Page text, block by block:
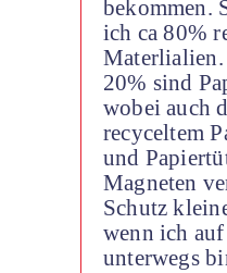
bekommen.
ich ca 80%
20% sind
wobei auch
recyceltem
und
Magneten
Schutz
wenn ich
unterwegs